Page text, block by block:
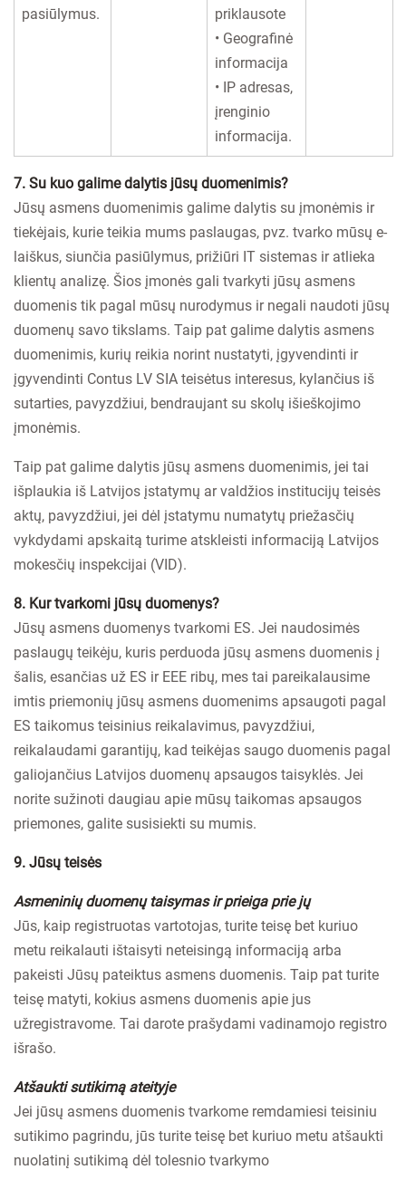
pasiūlymus.
priklausote
• Geografinė
informacija
• IP adresas,
įrenginio
informacija.
7. Su kuo galime dalytis jūsų duomenimis?
Jūsų asmens duomenimis galime dalytis su įmonėmis ir
tiekėjais, kurie teikia mums paslaugas, pvz. tvarko mūsų e-
laiškus, siunčia pasiūlymus, prižiūri IT sistemas ir atlieka
klientų analizę. Šios įmonės gali tvarkyti jūsų asmens
duomenis tik pagal mūsų nurodymus ir negali naudoti jūsų
duomenų savo tikslams. Taip pat galime dalytis asmens
duomenimis, kurių reikia norint nustatyti, įgyvendinti ir
įgyvendinti Contus LV SIA teisėtus interesus, kylančius iš
sutarties, pavyzdžiui, bendraujant su skolų išieškojimo
įmonėmis.
Taip pat galime dalytis jūsų asmens duomenimis, jei tai
išplaukia iš Latvijos įstatymų ar valdžios institucijų teisės
aktų, pavyzdžiui, jei dėl įstatymu numatytų priežasčių
vykdydami apskaitą turime atskleisti informaciją Latvijos
mokesčių inspekcijai (VID).
8. Kur tvarkomi jūsų duomenys?
Jūsų asmens duomenys tvarkomi ES. Jei naudosimės
paslaugų teikėju, kuris perduoda jūsų asmens duomenis į
šalis, esančias už ES ir EEE ribų, mes tai pareikalausime
imtis priemonių jūsų asmens duomenims apsaugoti pagal
ES taikomus teisinius reikalavimus, pavyzdžiui,
reikalaudami garantijų, kad teikėjas saugo duomenis pagal
galiojančius Latvijos duomenų apsaugos taisyklės. Jei
norite sužinoti daugiau apie mūsų taikomas apsaugos
priemones, galite susisiekti su mumis.
9. Jūsų teisės
Asmeninių duomenų taisymas ir prieiga prie jų
Jūs, kaip registruotas vartotojas, turite teisę bet kuriuo
metu reikalauti ištaisyti neteisingą informaciją arba
pakeisti Jūsų pateiktus asmens duomenis. Taip pat turite
teisę matyti, kokius asmens duomenis apie jus
užregistravome. Tai darote prašydami vadinamojo registro
išrašo.
Atšaukti sutikimą ateityje
Jei jūsų asmens duomenis tvarkome remdamiesi teisiniu
sutikimo pagrindu, jūs turite teisę bet kuriuo metu atšaukti
nuolatinį sutikimą dėl tolesnio tvarkymo